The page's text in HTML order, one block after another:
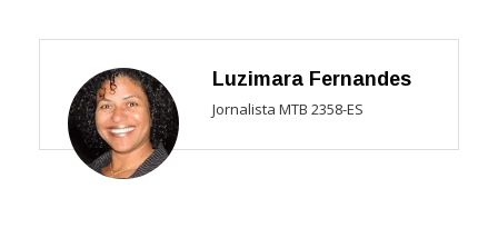
Luzimara Fernandes
Jornalista MTB 2358-ES